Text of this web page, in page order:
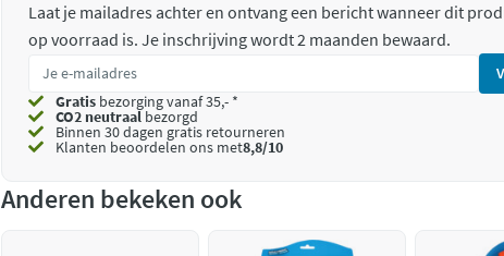
Laat je mailadres achter en ontvang een bericht wanneer dit
op voorraad is. Je inschrijving wordt 2 maanden bewaard.
Gratis bezorging vanaf 35,- *
CO2 neutraalbezorgd
Binnen 30 dagen gratis retourneren
Klanten beoordelen ons met8,8/10
Anderen bekeken ook